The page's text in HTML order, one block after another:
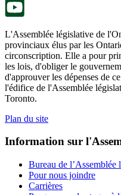
L'Assemblée législative de
provinciaux élus par les
circonscription. Elle a pour
les lois, d'obliger le
d'approuver les dépenses de
l'édifice de l'Assemblée
Toronto.
Plan du site
Information sur
Bureau de l’Assemblée
Pour nous joindre
Carrières